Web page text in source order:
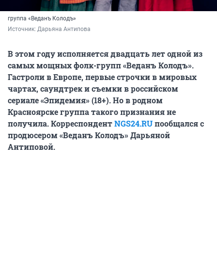
группа «Веданъ Колодъ»
Источник: Дарьяна Антипова
В этом году исполняется двадцать лет одной из
самых мощных фолк-групп «Веданъ Колодъ».
Гастроли в Европе, первые строчки в мировых
чартах, саундтрек и съемки в российском
сериале «Эпидемия» (18+). Но в родном
Красноярске группа такого признания не
получила. КорреспондентNGS24.RUпообщался с
продюсером «Веданъ Колодъ» Дарьяной
Антиповой.